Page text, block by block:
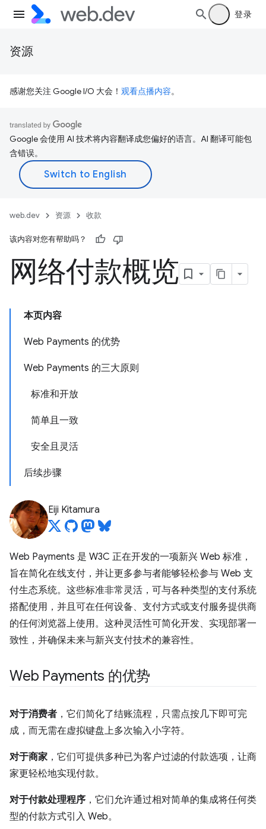
登录
资源
感谢您关注 Google I/O 大会！ 观看点播内容。
Google 会使用 AI 技术将内容翻译成您偏好的语言。AI 翻译可能包
含错误。
web.dev 资源 收款
该内容对您有帮助吗？
网络付款概览
本页内容
Web Payments 的优势
Web Payments 的三大原则
标准和开放
简单且一致
安全且灵活
后续步骤
Eiji Kitamura
Web Payments 是 W3C 正在开发的一项新兴 Web 标准，
旨在简化在线支付，并让更多参与者能够轻松参与 Web 支
付生态系统。这些标准非常灵活，可与各种类型的支付系统
搭配使用，并且可在任何设备、支付方式或支付服务提供商
的任何浏览器上使用。这种灵活性可简化开发、实现部署一
致性，并确保未来与新兴支付技术的兼容性。
Web Payments 的优势
对于消费者 ，它们简化了结账流程，只需点按几下即可完
成，而无需在虚拟键盘上多次输入小字符。
对于商家 ，它们可提供多种已为客户过滤的付款选项，让商
家更轻松地实现付款。
对于付款处理程序 ，它们允许通过相对简单的集成将任何类
型的付款方式引入 Web。